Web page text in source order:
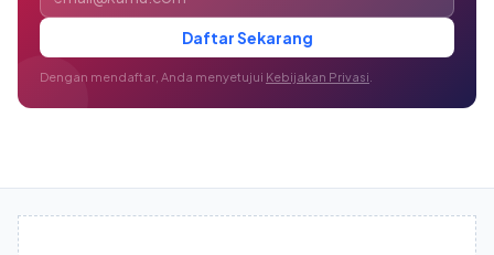
Daftar Sekarang
Dengan mendaftar, Anda menyetujui Kebijakan Privasi